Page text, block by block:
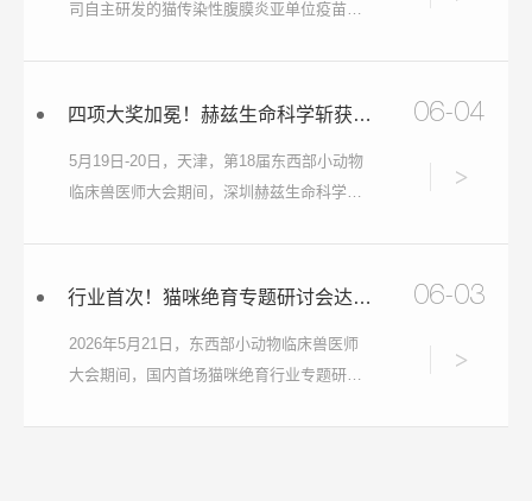
司自主研发的猫传染性腹膜炎亚单位疫苗正
06-04
四项大奖加冕！赫兹生命科学斩获宠物医疗界"奥斯卡"多项殊荣
5月19日-20日，天津，第18届东西部小动物
临床兽医师大会期间，深圳赫兹生命科学技
物医疗行业年度品牌盛典上，赫兹一举斩获
2026年度科技创新品牌奖 🏆 2026年度优秀
组织奖
详情
06-03
行业首次！猫咪绝育专题研讨会达成专家共识：手术绝育不是唯一选择
2026年5月21日，东西部小动物临床兽医师
大会期间，国内首场猫咪绝育行业专题研讨
详情